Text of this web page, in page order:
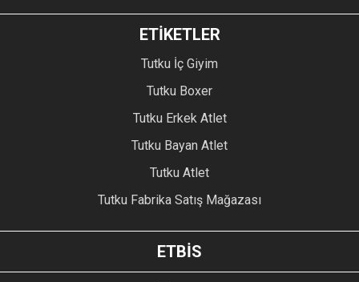
ETİKETLER
Tutku İç Giyim
Tutku Boxer
Tutku Erkek Atlet
Tutku Bayan Atlet
Tutku Atlet
Tutku Fabrika Satış Mağazası
ETBİS